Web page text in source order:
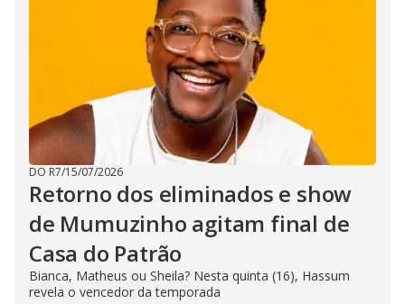
DO R7/15/07/2026
Retorno dos eliminados e show
de Mumuzinho agitam final de
Casa do Patrão
Bianca, Matheus ou Sheila? Nesta quinta (16), Hassum
revela o vencedor da temporada